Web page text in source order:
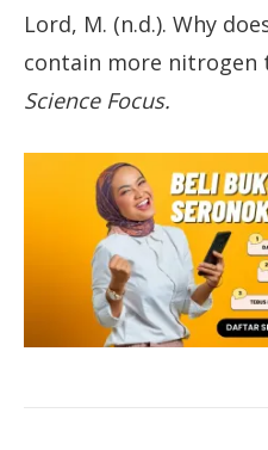
Lord, M. (n.d.). Why
contain more nitrogen
Science Focus.